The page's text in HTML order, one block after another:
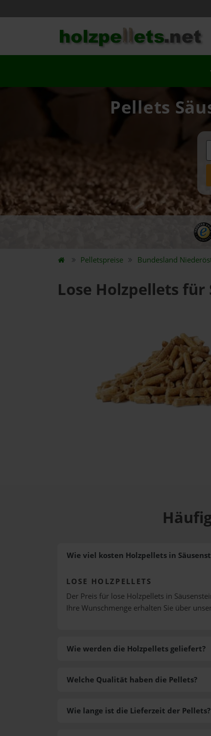
Pellets
Pelletspreise Bundesland
Lose Holzpellets für
Wie viel kosten Holzpellets in
LOSE HOLZPELLETS
Der Preis für lose Holzpellets in
Ihre Wunschmenge erhalten Sie über
Wie werden die Holzpellets geliefert?
Welche Qualität haben die Pellets?
Wie lange ist die Lieferzeit der Pellets?